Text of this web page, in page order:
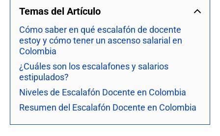
Temas del Artículo
Cómo saber en qué escalafón de docente
estoy y cómo tener un ascenso salarial en
Colombia
¿Cuáles son los escalafones y salarios
estipulados?
Niveles de Escalafón Docente en Colombia
Resumen del Escalafón Docente en Colombia